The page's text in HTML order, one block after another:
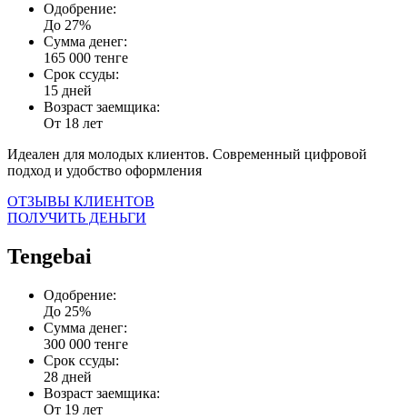
Одобрение:
До 27%
Сумма денег:
165 000 тенге
Срок ссуды:
15 дней
Возраст заемщика:
От 18 лет
Идеален для молодых клиентов. Современный цифровой
подход и удобство оформления
ОТЗЫВЫ КЛИЕНТОВ
ПОЛУЧИТЬ ДЕНЬГИ
Tengebai
Одобрение:
До 25%
Сумма денег:
300 000 тенге
Срок ссуды:
28 дней
Возраст заемщика:
От 19 лет